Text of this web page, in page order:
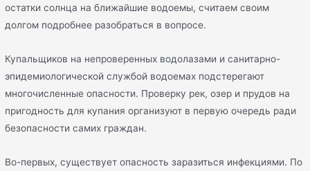
остатки солнца на ближайшие водоемы, считаем своим
долгом подробнее разобраться в вопросе.
Купальщиков на непроверенных водолазами и санитарно-
эпидемиологической службой водоемах подстерегают
многочисленные опасности. Проверку рек, озер и прудов на
пригодность для купания организуют в первую очередь ради
безопасности самих граждан.
Во-первых, существует опасность заразиться инфекциями. По